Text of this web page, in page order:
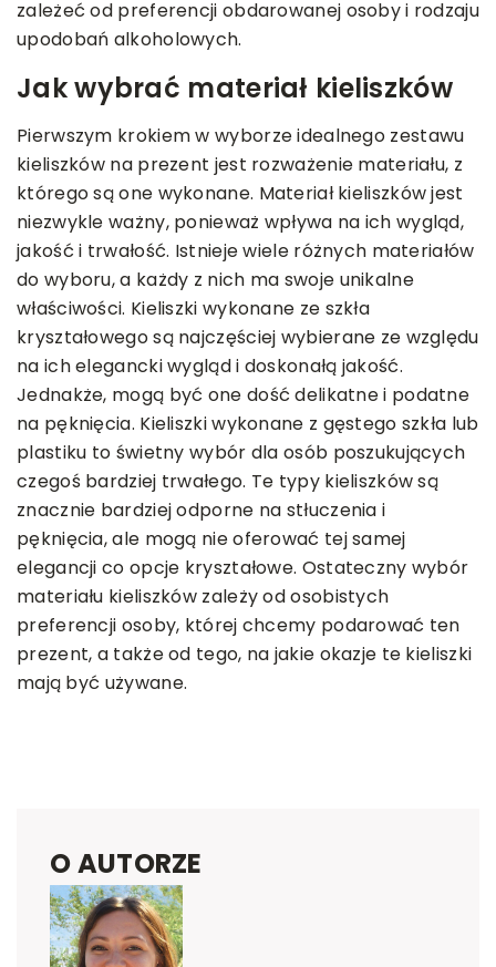
zależeć od preferencji obdarowanej osoby i rodzaju
upodobań alkoholowych.
Jak wybrać materiał kieliszków
Pierwszym krokiem w wyborze idealnego zestawu
kieliszków na prezent jest rozważenie materiału, z
którego są one wykonane. Materiał kieliszków jest
niezwykle ważny, ponieważ wpływa na ich wygląd,
jakość i trwałość. Istnieje wiele różnych materiałów
do wyboru, a każdy z nich ma swoje unikalne
właściwości. Kieliszki wykonane ze szkła
kryształowego są najczęściej wybierane ze względu
na ich elegancki wygląd i doskonałą jakość.
Jednakże, mogą być one dość delikatne i podatne
na pęknięcia. Kieliszki wykonane z gęstego szkła lub
plastiku to świetny wybór dla osób poszukujących
czegoś bardziej trwałego. Te typy kieliszków są
znacznie bardziej odporne na stłuczenia i
pęknięcia, ale mogą nie oferować tej samej
elegancji co opcje kryształowe. Ostateczny wybór
materiału kieliszków zależy od osobistych
preferencji osoby, której chcemy podarować ten
prezent, a także od tego, na jakie okazje te kieliszki
mają być używane.
O AUTORZE